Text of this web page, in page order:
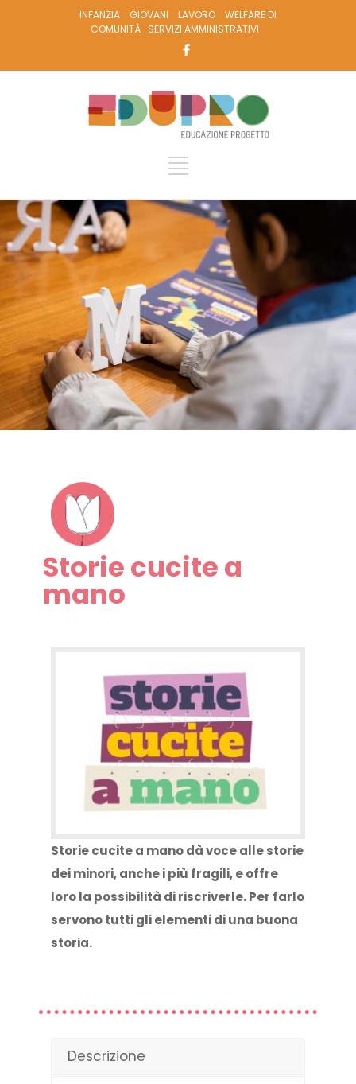
INFANZIA GIOVANI LAVORO
WELFARE DI
COMUNITÀ
SERVIZI AMMINISTRATIVI
Storie cucite a
mano
Storie cucite a mano dà voce alle storie
dei minori, anche i più fragili, e offre
loro la possibilità di riscriverle. Per farlo
servono tutti gli elementi di una buona
storia.
Descrizione